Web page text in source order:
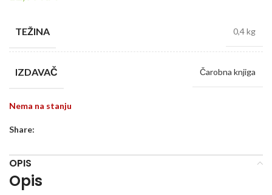
TEŽINA 0,4 kg
IZDAVAČ Čarobna knjiga
Nema na stanju
Share:
OPIS
Opis